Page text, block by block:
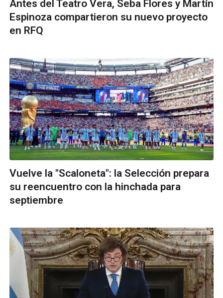
Antes del Teatro Vera, Seba Flores y Martín
Espinoza compartieron su nuevo proyecto
en RFQ
Vuelve la "Scaloneta": la Selección prepara
su reencuentro con la hinchada para
septiembre